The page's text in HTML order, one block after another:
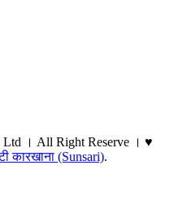
Ltd । All Right Reserve । ♥
कारखाना (Sunsari).